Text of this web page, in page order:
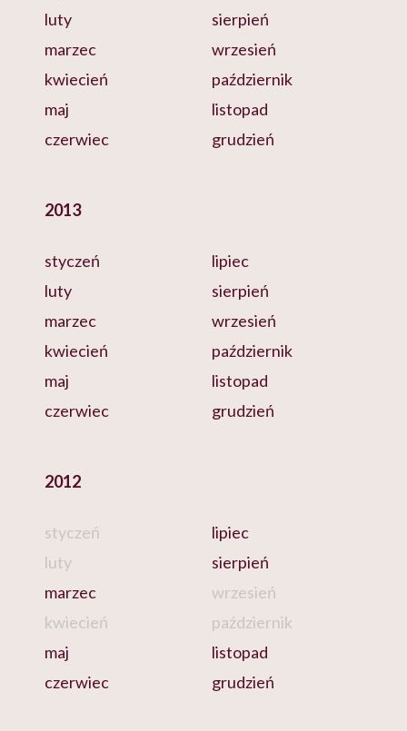
luty
marzec
kwiecień
maj
czerwiec
sierpień
wrzesień
październik
listopad
grudzień
2013
styczeń
luty
marzec
kwiecień
maj
czerwiec
lipiec
sierpień
wrzesień
październik
listopad
grudzień
2012
styczeń
luty
marzec
kwiecień
maj
czerwiec
lipiec
sierpień
wrzesień
październik
listopad
grudzień